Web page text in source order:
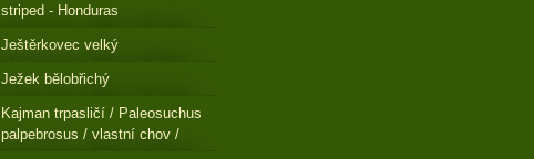
striped - Honduras
Ještěrkovec velký
Ježek bělobřichý
Kajman trpasličí / Paleosuchus
palpebrosus / vlastní chov /